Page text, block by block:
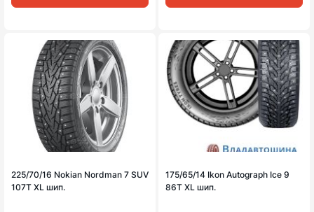
225/70/16 Nokian Nordman 7 SUV
107T XL шип.
175/65/14 Ikon Autograph Ice 9
86T XL шип.